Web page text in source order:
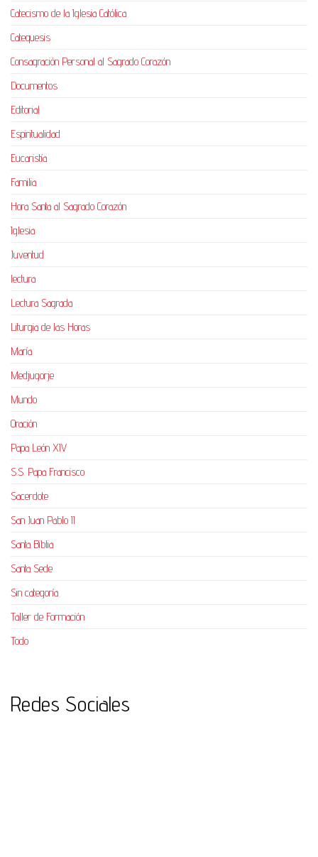
Catecismo de la Iglesia Católica
Catequesis
Consagración Personal al Sagrado Corazón
Documentos
Editorial
Espiritualidad
Eucaristía
Familia
Hora Santa al Sagrado Corazón
Iglesia
Juventud
lectura
Lectura Sagrada
Liturgia de las Horas
María
Medjugorje
Mundo
Oración
Papa León XIV
S.S. Papa Francisco
Sacerdote
San Juan Pablo II
Santa Biblia
Santa Sede
Sin categoría
Taller de Formación
Todo
Redes Sociales